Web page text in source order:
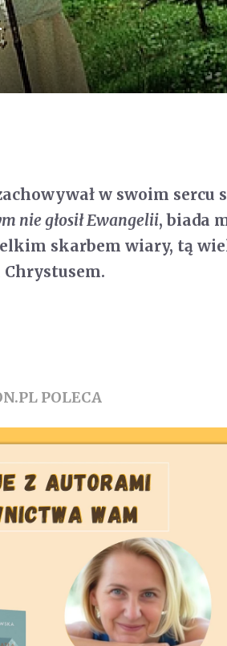
w swoim sercu
nie głosił Ewangelii, biada
skarbem wiary, tą
Chrystusem.
POLECA